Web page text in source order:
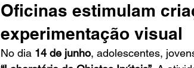
Oficinas estimulam
experimentação visual
No dia 14 de junho, adolescentes,